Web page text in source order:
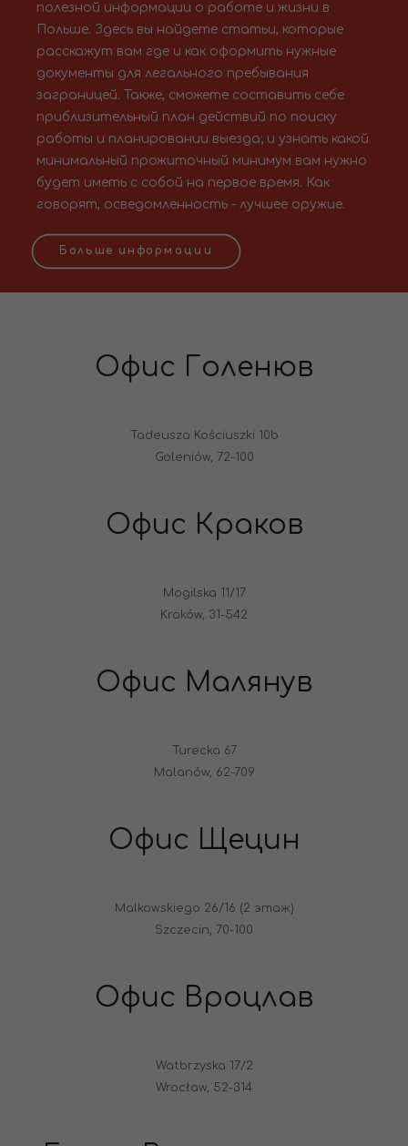
полезной информации о работе и жизни в
Польше. Здесь вы найдете статьи, которые
расскажут вам где и как оформить нужные
документы для легального пребывания
заграницей. Также, сможете составить себе
приблизительный план действий по поиску
работы и планировании выезда; и узнать какой
минимальный прожиточный минимум вам нужно
будет иметь с собой на первое время. Как
говорят, осведомленность - лучшее оружие.
Больше информации
Офис Голенюв
Tadeusza Kościuszki 10b
Goleniów, 72-100
Офис Краков
Mogilska 11/17
Kraków, 31-542
Офис Малянув
Turecka 67
Malanów, 62-709
Офис Щецин
Malkowskiego 26/16 (2 этаж)
Szczecin, 70-100
Офис Вроцлав
Watbrzyska 17/2
Wrocław, 52-314